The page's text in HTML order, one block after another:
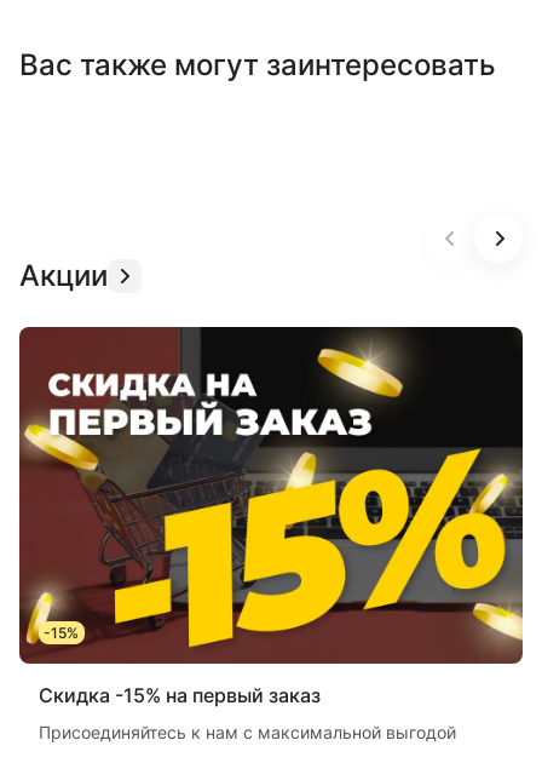
Вас также могут заинтересовать
Акции
-15%
Скидка -15% на первый заказ
Присоединяйтесь к нам с максимальной выгодой